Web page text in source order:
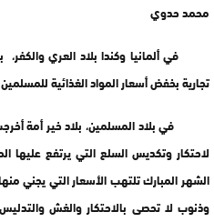
محمد حدوي
في ألمانيا وكندا بلاد العري
تجارية بخفض أسعار المواد الغذائية
في بلاد المسلمين، بلاد خير أمة
لاحتكار وتكديس السلع التي يرتفع
الشهر المبارك تلتهب الأسعار التي يجني منها
وذنوب لا تحصى بالاحتكار والغش